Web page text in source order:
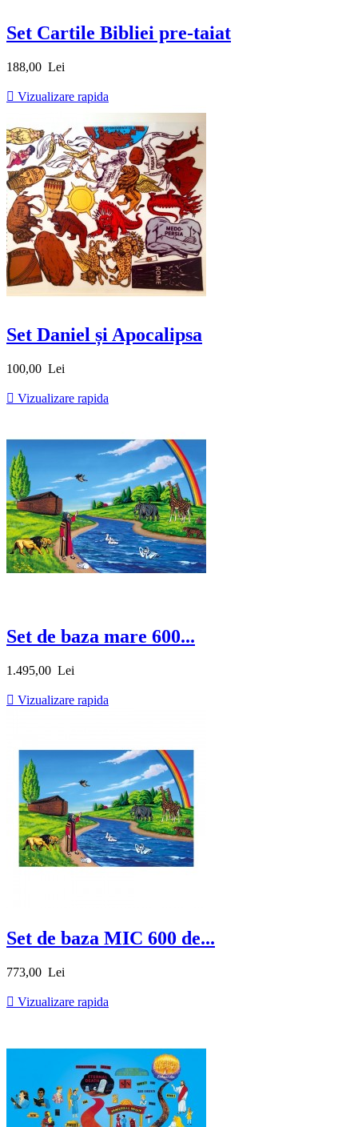
Set Cartile Bibliei pre-taiat
Pret
188,00 Lei
 Vizualizare rapida
Set Daniel și Apocalipsa
Pret
100,00 Lei
 Vizualizare rapida
Set de baza mare 600...
Pret
1.495,00 Lei
 Vizualizare rapida
Set de baza MIC 600 de...
Pret
773,00 Lei
 Vizualizare rapida